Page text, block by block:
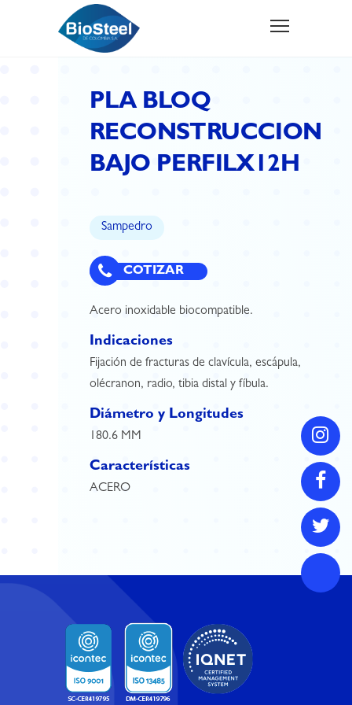
PLA BLOQ
RECONSTRUCCION
BAJO PERFILX12H
Sampedro
COTIZAR
Acero inoxidable biocompatible.
Indicaciones
Fijación de fracturas de clavícula, escápula,
olécranon, radio, tibia distal y fíbula.
Diámetro y Longitudes
180.6 MM
Características
ACERO